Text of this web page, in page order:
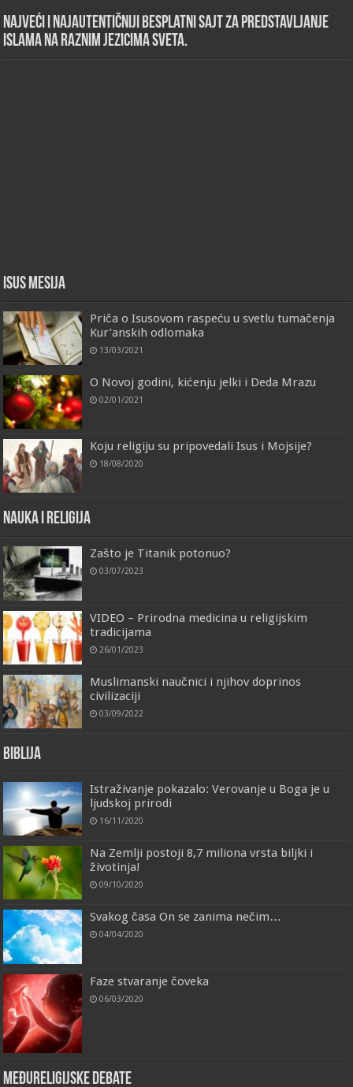
Najveći i najautentičniji besplatni sajt za predstavljanje
islama na raznim jezicima sveta.
Isus Mesija
Priča o Isusovom raspeću u svetlu tumačenja
Kur’anskih odlomaka
13/03/2021
O Novoj godini, kićenju jelki i Deda Mrazu
02/01/2021
Koju religiju su pripovedali Isus i Mojsije?
18/08/2020
Nauka i religija
Zašto je Titanik potonuo?
03/07/2023
VIDEO – Prirodna medicina u religijskim
tradicijama
26/01/2023
Muslimanski naučnici i njihov doprinos
civilizaciji
03/09/2022
Biblija
Istraživanje pokazalo: Verovanje u Boga je u
ljudskoj prirodi
16/11/2020
Na Zemlji postoji 8,7 miliona vrsta biljki i
životinja!
09/10/2020
Svakog časa On se zanima nečim…
04/04/2020
Faze stvaranje čoveka
06/03/2020
Međureligijske debate